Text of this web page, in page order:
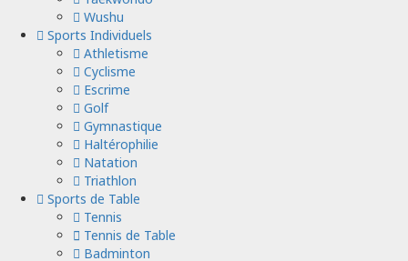
Wushu
Sports Individuels
Athletisme
Cyclisme
Escrime
Golf
Gymnastique
Haltérophilie
Natation
Triathlon
Sports de Table
Tennis
Tennis de Table
Badminton